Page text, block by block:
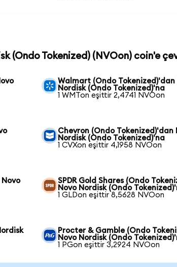
(Ondo Tokenized) (NVOon) coin'e
Walmart (Ondo Tokenized)'dan
Nordisk (Ondo Tokenized)'na
1 WMTon eşittir 2,4741 NVOon
Chevron (Ondo Tokenized)'dan
Nordisk (Ondo Tokenized)'na
1 CVXon eşittir 4,1958 NVOon
SPDR Gold Shares (Ondo
Novo Nordisk (Ondo
1 GLDon eşittir 8,5628 NVOon
Procter & Gamble (Ondo
Novo Nordisk (Ondo
1 PGon eşittir 3,2924 NVOon